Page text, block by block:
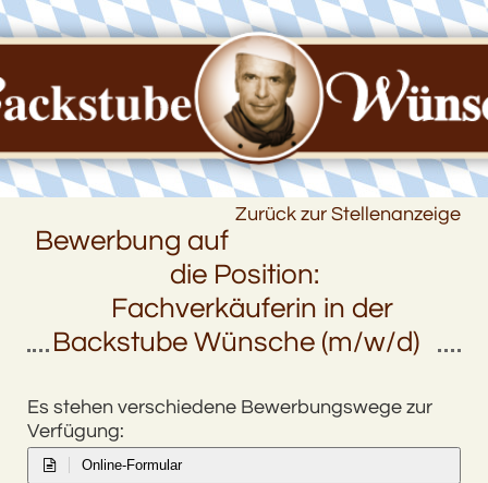
Zurück zur Stellenanzeige
Bewerbung auf
die Position:
Fachverkäuferin in der
Backstube Wünsche (m/w/d)
Es stehen verschiedene Bewerbungswege zur
Verfügung:
Online-Formular